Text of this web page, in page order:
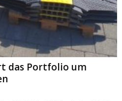
das Portfolio um